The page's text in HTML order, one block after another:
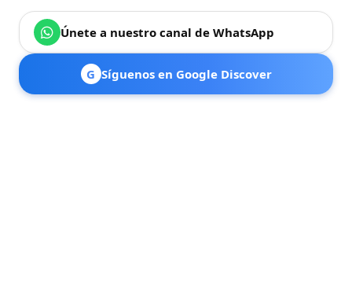
Únete a nuestro canal de WhatsApp
G Síguenos en Google Discover